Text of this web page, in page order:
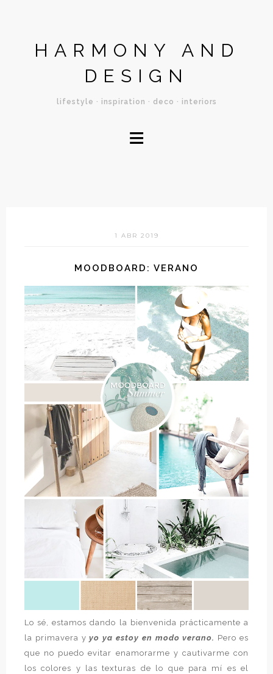
HARMONY AND
DESIGN
lifestyle · inspiration · deco · interiors
≡
1 ABR 2019
MOODBOARD: VERANO
Lo sé, estamos dando la bienvenida prácticamente a
la primavera yyo ya estoy en modo verano. Pero es
que no puedo evitar enamorarme y cautivarme con
los colores y las texturas de lo que para mí es el